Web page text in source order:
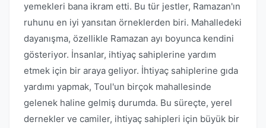
yemekleri bana ikram etti. Bu tür jestler, Ramazan'ın
ruhunu en iyi yansıtan örneklerden biri. Mahalledeki
dayanışma, özellikle Ramazan ayı boyunca kendini
gösteriyor. İnsanlar, ihtiyaç sahiplerine yardım
etmek için bir araya geliyor. İhtiyaç sahiplerine gıda
yardımı yapmak, Toul'un birçok mahallesinde
gelenek haline gelmiş durumda. Bu süreçte, yerel
dernekler ve camiler, ihtiyaç sahipleri için büyük bir